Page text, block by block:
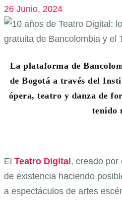
26 Junio, 2024
La plataforma de
de Bogotá a través del
ópera, teatro y danza de
tenido
El Teatro Digital, creado por
de existencia haciendo
a espectáculos de artes